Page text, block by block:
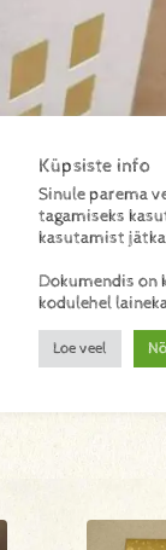
Küpsiste info
Sinule parema
tagamiseks
kasutamist
Dokumendis on
kodulehel
Loe veel